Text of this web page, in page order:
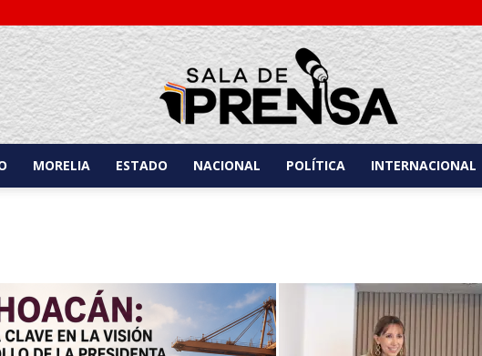
MORELIA ESTADO NACIONAL POLÍTICA INTERNACIONAL